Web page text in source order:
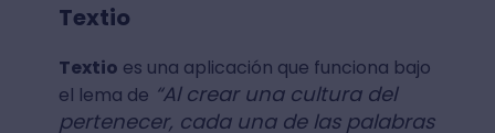
Textio
Textio es una aplicación que funciona bajo
el lema de “Al crear una cultura del
pertenecer, cada una de las palabras